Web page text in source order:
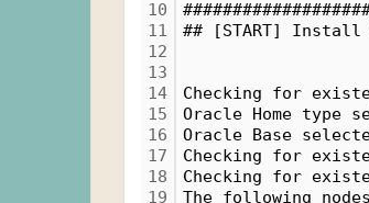
10
11
12
13
14
15
16
17
18
19
## [START] Install
Checking for
Oracle Home
Oracle Base
Checking for
Checking for
The following